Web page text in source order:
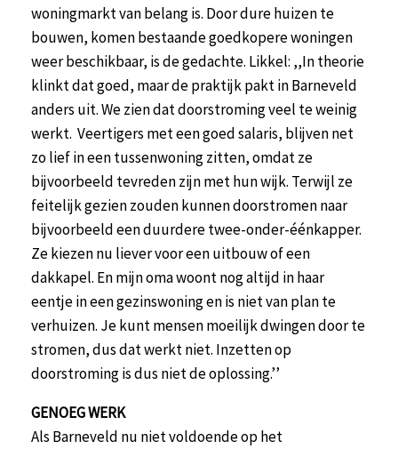
woningmarkt van belang is. Door dure huizen te
bouwen, komen bestaande goedkopere woningen
weer beschikbaar, is de gedachte. Likkel: ,,In theorie
klinkt dat goed, maar de praktijk pakt in Barneveld
anders uit. We zien dat doorstroming veel te weinig
werkt. Veertigers met een goed salaris, blijven net
zo lief in een tussenwoning zitten, omdat ze
bijvoorbeeld tevreden zijn met hun wijk. Terwijl ze
feitelijk gezien zouden kunnen doorstromen naar
bijvoorbeeld een duurdere twee-onder-éénkapper.
Ze kiezen nu liever voor een uitbouw of een
dakkapel. En mijn oma woont nog altijd in haar
eentje in een gezinswoning en is niet van plan te
verhuizen. Je kunt mensen moeilijk dwingen door te
stromen, dus dat werkt niet. Inzetten op
doorstroming is dus niet de oplossing.’’
GENOEG WERK
Als Barneveld nu niet voldoende op het